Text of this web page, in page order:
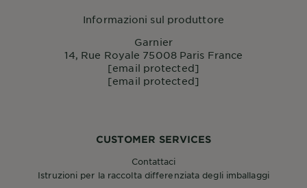
CUSTOMER SERVICES
Contattaci
Istruzioni per la raccolta differenziata degli imballaggi
Informazioni sul produttore
Garnier
14, Rue Royale 75008 Paris France
[email protected]
[email protected]